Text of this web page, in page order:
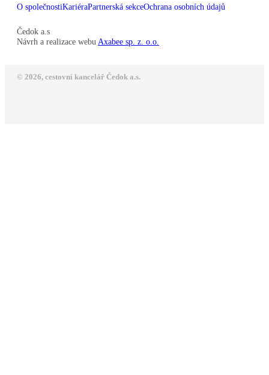
O společnostiKariéraPartnerská sekceOchrana osobních údajů
Čedok a.s
Návrh a realizace webu Axabee sp. z. o.o.
© 2026, cestovní kancelář Čedok a.s.